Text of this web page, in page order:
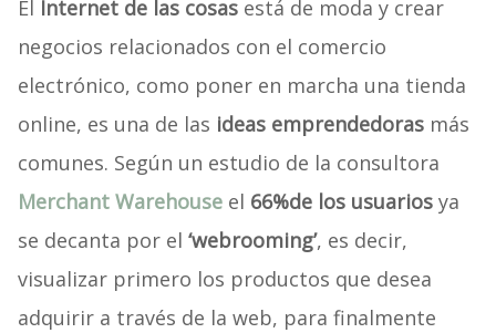
El Internet de las cosasestá de moda y crear
negocios relacionados con el comercio
electrónico, como poner en marcha una tienda
online, es una de las ideas emprendedorasmás
comunes. Según un estudio de la consultora
Merchant Warehouseel 66%de los usuariosya
se decanta por el ‘webrooming’, es decir,
visualizar primero los productos que desea
adquirir a través de la web, para finalmente